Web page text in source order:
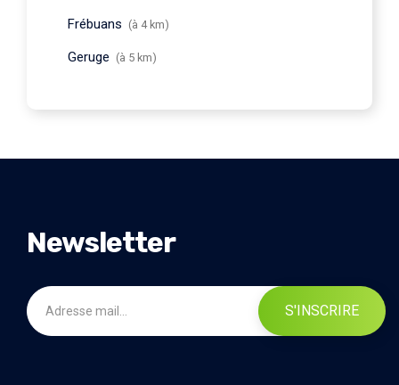
Frébuans (à 4 km)
Geruge (à 5 km)
Newsletter
S'INSCRIRE